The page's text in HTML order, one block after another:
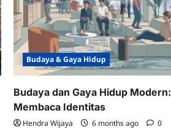
Budaya & Gaya Hidup
Budaya dan Gaya Hidup Modern:
Membaca Identitas
Hendra Wijaya 6 months ago 0